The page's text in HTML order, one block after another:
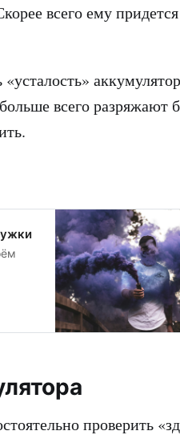
всего ему придется
всего разряжают
проверить